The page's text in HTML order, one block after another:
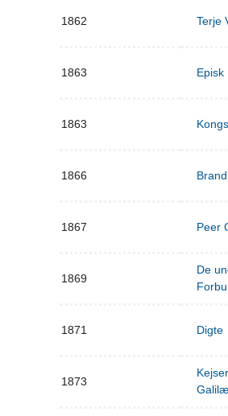
1862 Terje
1863 Episk
1863
1866 Brand
1867 Peer
1869
De
1871 Digte
1873